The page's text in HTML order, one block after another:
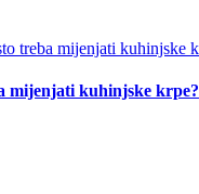
mijenjati kuhinjske krpe?